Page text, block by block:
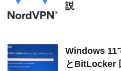
説
Windows 11
とBitLocker